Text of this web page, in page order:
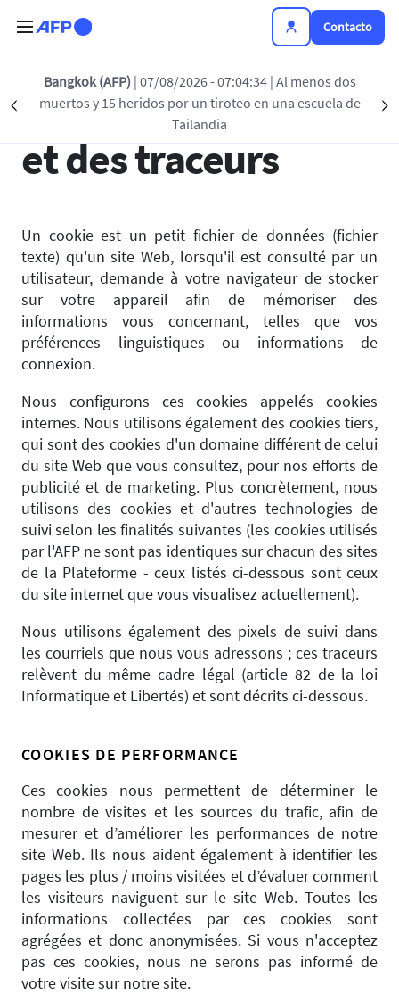
Contacto
Précédent
Bangkok (AFP) | 07/08/2026 - 07:04:34 | Al menos dos
muertos y 15 heridos por un tiroteo en una escuela de
Tailandia
Gestion des cookies
et des traceurs
Un cookie est un petit fichier de données (fichier
texte) qu'un site Web, lorsqu'il est consulté par un
utilisateur, demande à votre navigateur de stocker
sur votre appareil afin de mémoriser des
informations vous concernant, telles que vos
préférences linguistiques ou informations de
connexion.
Nous configurons ces cookies appelés cookies
internes. Nous utilisons également des cookies tiers,
qui sont des cookies d'un domaine différent de celui
du site Web que vous consultez, pour nos efforts de
publicité et de marketing. Plus concrètement, nous
utilisons des cookies et d'autres technologies de
suivi selon les finalités suivantes (les cookies utilisés
par l'AFP ne sont pas identiques sur chacun des sites
de la Plateforme - ceux listés ci-dessous sont ceux
du site internet que vous visualisez actuellement).
Nous utilisons également des pixels de suivi dans
les courriels que nous vous adressons ; ces traceurs
relèvent du même cadre légal (article 82 de la loi
Informatique et Libertés) et sont décrits ci-dessous.
COOKIES DE PERFORMANCE
Ces cookies nous permettent de déterminer le
nombre de visites et les sources du trafic, afin de
mesurer et d’améliorer les performances de notre
site Web. Ils nous aident également à identifier les
pages les plus / moins visitées et d’évaluer comment
les visiteurs naviguent sur le site Web. Toutes les
informations collectées par ces cookies sont
agrégées et donc anonymisées. Si vous n'acceptez
pas ces cookies, nous ne serons pas informé de
votre visite sur notre site.